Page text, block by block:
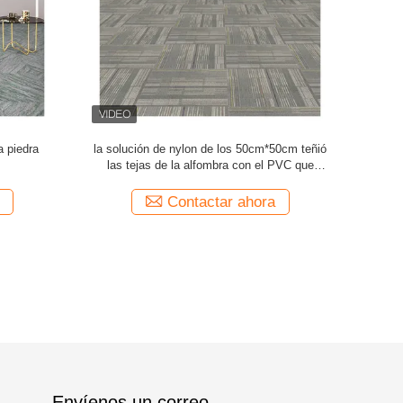
la
Diseño moderno de lujo 20" X 20" tejas de
nylon de la alfombra para el negocio
Contactar ahora